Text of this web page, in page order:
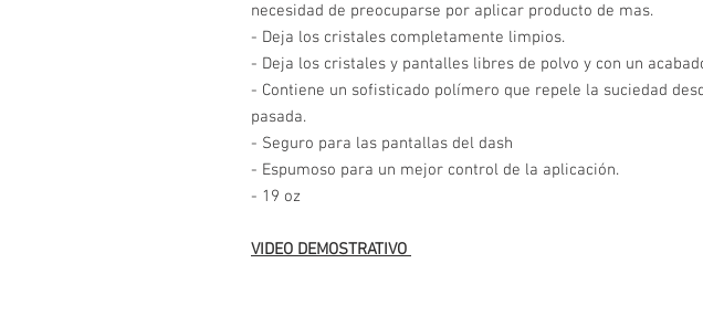
necesidad de preocuparse por aplicar producto de mas.
- Deja los cristales completamente limpios.
- Deja los cristales y pantalles libres de polvo y con un
- Contiene un sofisticado polímero que repele la suciedad
pasada.
- Seguro para las pantallas del dash
- Espumoso para un mejor control de la aplicación.
- 19 oz
VIDEO DEMOSTRATIVO